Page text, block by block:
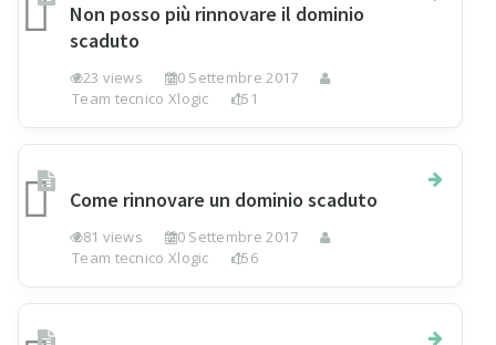
Non posso più rinnovare il dominio
scaduto
223 views
20 Settembre 2017
Team tecnico Xlogic
151
Come rinnovare un dominio scaduto
281 views
20 Settembre 2017
Team tecnico Xlogic
156